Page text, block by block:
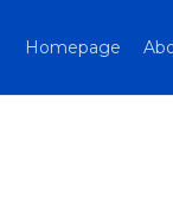
Homepage